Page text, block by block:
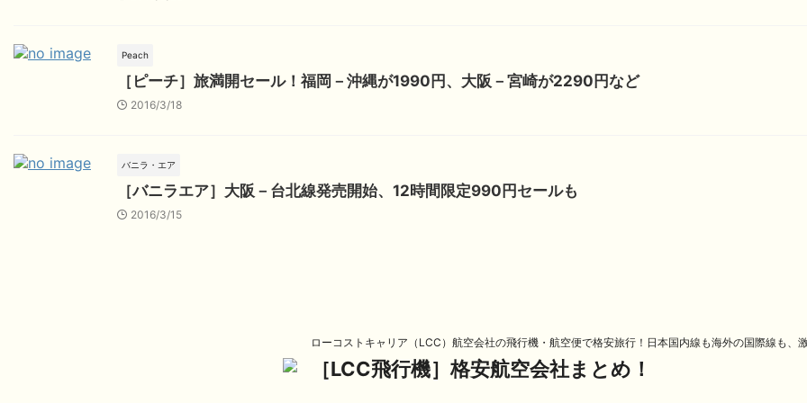
Peach
［ピーチ］旅満開セール！福岡－沖縄が1990円、大阪－宮崎が2290円など
2016/3/18
バニラ・エア
［バニラエア］大阪－台北線発売開始、12時間限定990円セールも
2016/3/15
ローコストキャリア（LCC）航空会社の飛行機・航空便で格安旅行！日本国内線も海外の国際線も、
［LCC飛行機］格安航空会社まとめ！